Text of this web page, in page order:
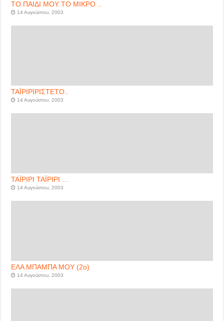
ΤΟ ΠΑΙΔΙ ΜΟΥ ΤΟ ΜΙΚΡΟ ..
14 Αυγούστου, 2003
ΤΑΪΡΙΡΙΡΙΣΤΕΤΟ..
14 Αυγούστου, 2003
ΤΑΪΡΙΡΙ ΤΑΪΡΙΡΙ …
14 Αυγούστου, 2003
ΕΛΑ ΜΠΑΜΠΑ ΜΟΥ (2ο)
14 Αυγούστου, 2003